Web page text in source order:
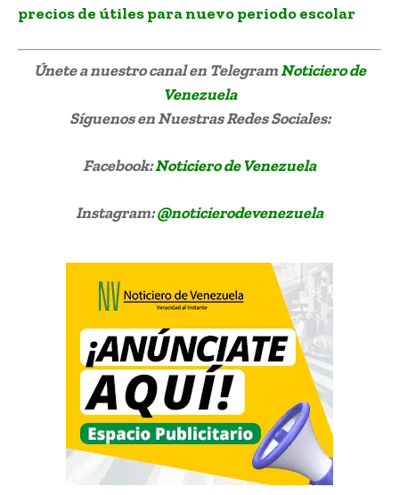
precios de útiles para nuevo periodo escolar
Únete a nuestro canal en TelegramNoticiero de
Venezuela
Síguenosen Nuestras Redes Sociales:
Facebook:Noticiero de Venezuela
Instagram:@noticierodevenezuela